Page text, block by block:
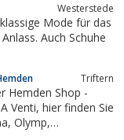
Westerstede
Mode für das
Triftern